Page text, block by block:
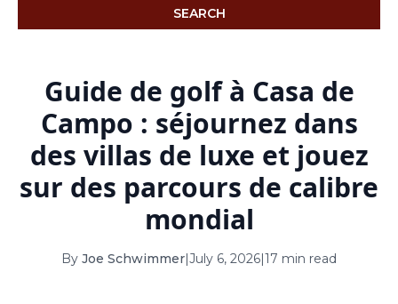
9 10 11 12 13 14 15
16 17 18 19 20 21 22
28 29
September 2026
SEARCH
Guide de golf à Casa de
Campo : séjournez dans
des villas de luxe et jouez
sur des parcours de calibre
mondial
By Joe Schwimmer|July 6, 2026|17 min read